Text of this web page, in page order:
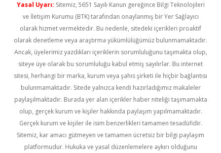
Yasal Uyarı: Sitemiz, 5651 Sayılı Kanun gereğince Bilgi Teknolojileri
ve İletişim Kurumu (BTK) tarafından onaylanmış bir Yer Sağlayıcı
olarak hizmet vermektedir. Bu nedenle, sitedeki içerikleri proaktif
olarak denetleme veya araştırma yükümlülüğümüz bulunmamaktadır.
Ancak, üyelerimiz yazdıkları içeriklerin sorumluluğunu taşımakta olup,
siteye üye olarak bu sorumluluğu kabul etmiş sayılırlar. Bu internet
sitesi, herhangi bir marka, kurum veya şahıs şirketi ile hiçbir bağlantısı
bulunmamaktadır. Sitede yalnızca kendi hazırladığımız makaleler
paylaşılmaktadır. Burada yer alan içerikler haber niteliği taşımamakta
olup, gerçek kurum ve kişiler hakkında paylaşım yapılmamaktadır.
Gerçek kurum ve kişiler ile isim benzerlikleri tamamen tesadüfidir.
Sitemiz, kar amacı gütmeyen ve tamamen ücretsiz bir bilgi paylaşım
platformudur. Hukuka ve yasal düzenlemelere aykırı olduğunu